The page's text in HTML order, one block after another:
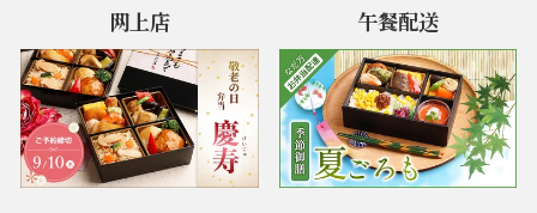
网上店 午餐配送